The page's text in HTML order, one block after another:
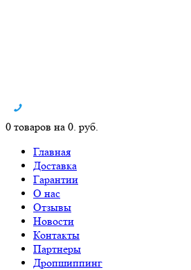
0 товаров на 0. руб.
Главная
Доставка
Гарантии
О нас
Отзывы
Новости
Контакты
Партнеры
Дропшиппинг